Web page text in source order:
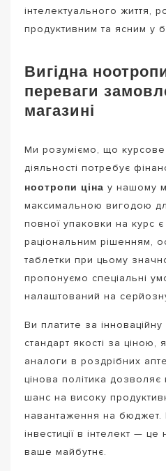
інтелектуального життя,
продуктивним та ясним у
Вигідна
переваги
магазині
Ми розуміємо, що
діяльності потребує
ноотропи ціна у нашому
максимальною вигодою
повної упаковки на курс
раціональним рішенням,
таблетки при цьому
пропонуємо спеціальні
налаштований на
Ви платите за
стандарт якості за
аналоги в роздрібних
цінова політика
шанс на високу
навантаження на бюджет.
інвестиції в інтелект — це
ваше майбутнє.